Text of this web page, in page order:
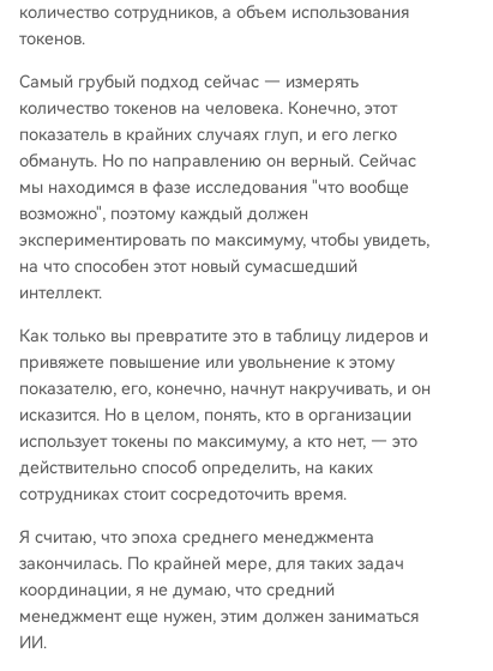
количество сотрудников, а объем использования
токенов.
Самый грубый подход сейчас — измерять
количество токенов на человека. Конечно, этот
показатель в крайних случаях глуп, и его легко
обмануть. Но по направлению он верный. Сейчас
мы находимся в фазе исследования "что вообще
возможно", поэтому каждый должен
экспериментировать по максимуму, чтобы увидеть,
на что способен этот новый сумасшедший
интеллект.
Как только вы превратите это в таблицу лидеров и
привяжете повышение или увольнение к этому
показателю, его, конечно, начнут накручивать, и он
исказится. Но в целом, понять, кто в организации
использует токены по максимуму, а кто нет, — это
действительно способ определить, на каких
сотрудниках стоит сосредоточить время.
Я считаю, что эпоха среднего менеджмента
закончилась. По крайней мере, для таких задач
координации, я не думаю, что средний
менеджмент еще нужен, этим должен заниматься
ИИ.